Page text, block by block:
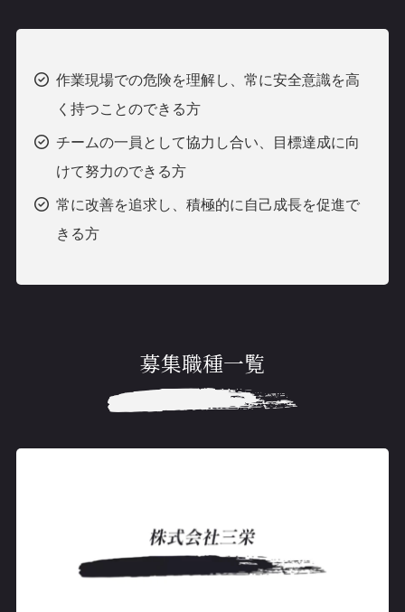
作業現場での危険を理解し、常に安全意識を高
く持つことのできる方
チームの一員として協力し合い、目標達成に向
けて努力のできる方
常に改善を追求し、積極的に自己成長を促進で
きる方
募集職種一覧